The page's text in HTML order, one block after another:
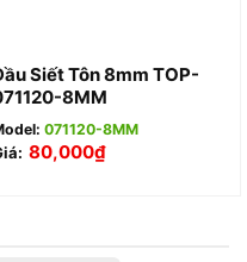
Siết Tôn 8mm TOP-
8MM
071120-8MM
80,000₫